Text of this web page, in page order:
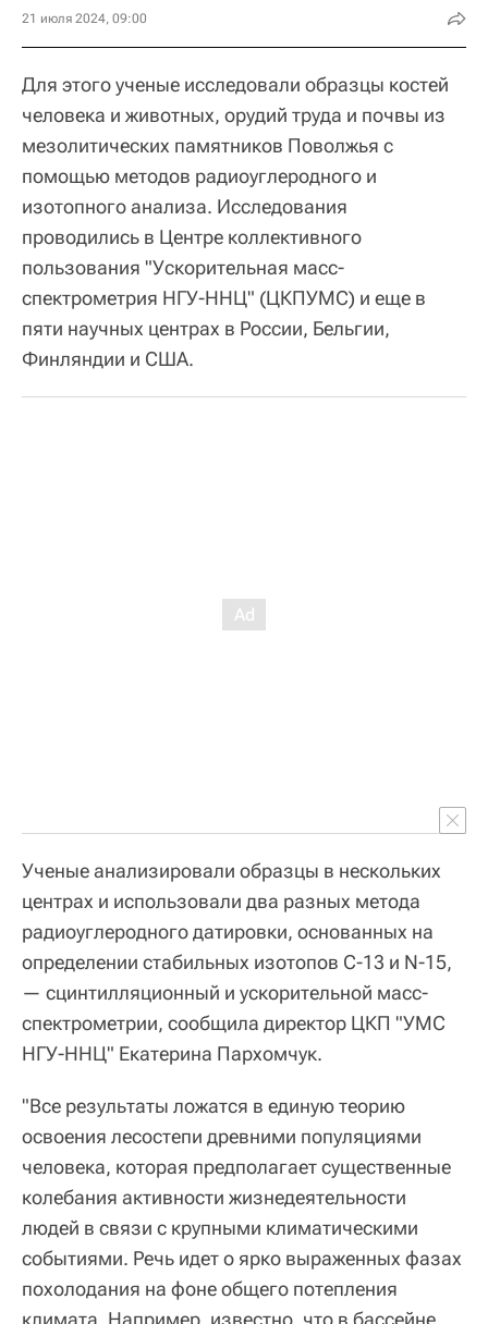
21 июля 2024, 09:00
Для этого ученые исследовали образцы костей
человека и животных, орудий труда и почвы из
мезолитических памятников Поволжья с
помощью методов радиоуглеродного и
изотопного анализа. Исследования
проводились в Центре коллективного
пользования "Ускорительная масс-
спектрометрия НГУ-ННЦ" (ЦКПУМС) и еще в
пяти научных центрах в России, Бельгии,
Финляндии и США.
Ученые анализировали образцы в нескольких
центрах и использовали два разных метода
радиоуглеродного датировки, основанных на
определении стабильных изотопов С-13 и N-15,
— сцинтилляционный и ускорительной масс-
спектрометрии, сообщила директор ЦКП "УМС
НГУ-ННЦ" Екатерина Пархомчук.
"Все результаты ложатся в единую теорию
освоения лесостепи древними популяциями
человека, которая предполагает существенные
колебания активности жизнедеятельности
людей в связи с крупными климатическими
событиями. Речь идет о ярко выраженных фазах
похолодания на фоне общего потепления
климата. Например, известно, что в бассейне